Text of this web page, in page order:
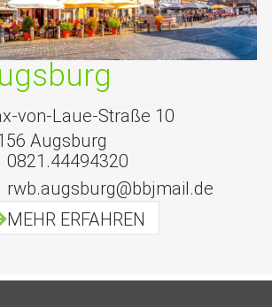
von-Laue-Straße 10
Augsburg
0821.44494320
rwb.augsburg@bbjmail.de
MEHR ERFAHREN